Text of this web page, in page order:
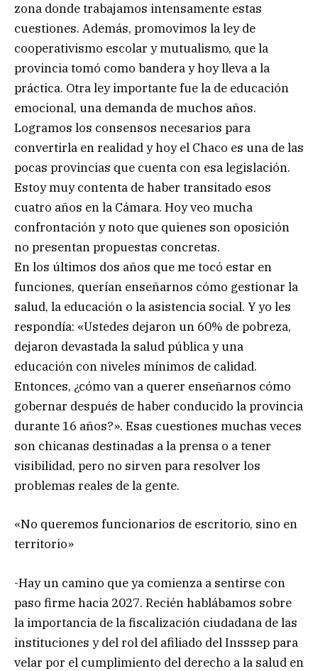
zona donde trabajamos intensamente estas
cuestiones. Además, promovimos la ley de
cooperativismo escolar y mutualismo, que la
provincia tomó como bandera y hoy lleva a la
práctica. Otra ley importante fue la de educación
emocional, una demanda de muchos años.
Logramos los consensos necesarios para
convertirla en realidad y hoy el Chaco es una de las
pocas provincias que cuenta con esa legislación.
Estoy muy contenta de haber transitado esos
cuatro años en la Cámara. Hoy veo mucha
confrontación y noto que quienes son oposición
no presentan propuestas concretas.
En los últimos dos años que me tocó estar en
funciones, querían enseñarnos cómo gestionar la
salud, la educación o la asistencia social. Y yo les
respondía: «Ustedes dejaron un 60% de pobreza,
dejaron devastada la salud pública y una
educación con niveles mínimos de calidad.
Entonces, ¿cómo van a querer enseñarnos cómo
gobernar después de haber conducido la provincia
durante 16 años?». Esas cuestiones muchas veces
son chicanas destinadas a la prensa o a tener
visibilidad, pero no sirven para resolver los
problemas reales de la gente.
«No queremos funcionarios de escritorio, sino en
territorio»
-Hay un camino que ya comienza a sentirse con
paso firme hacia 2027. Recién hablábamos sobre
la importancia de la fiscalización ciudadana de las
instituciones y del rol del afiliado del Insssep para
velar por el cumplimiento del derecho a la salud en